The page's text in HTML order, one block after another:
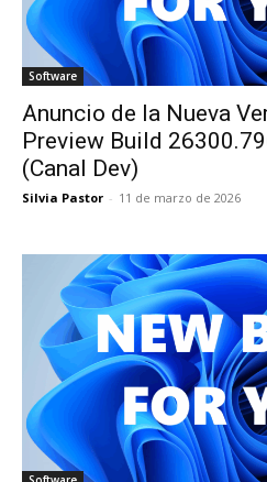
Software
Anuncio de la Nueva
Preview Build
(Canal Dev)
Silvia Pastor - 11 de marzo de 2026